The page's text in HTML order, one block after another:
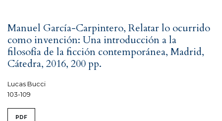
Manuel García-Carpintero, Relatar lo ocurrido
como invención: Una introducción a la
filosofía de la ficción contemporánea, Madrid,
Cátedra, 2016, 200 pp.
Lucas Bucci
103-109
PDF